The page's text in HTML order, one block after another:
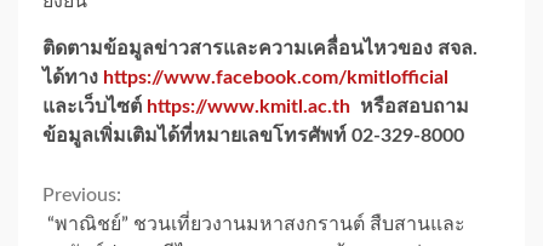
ติดตามข้อมูลข่าวสารและความเคลื่อนไหวของ สจล.
ได้ทาง https://www.facebook.com/kmitlofficial
และเว็บไซต์ https://www.kmitl.ac.th หรือสอบถาม
ข้อมูลเพิ่มเติมได้ที่หมายเลขโทรศัพท์ 02-329-8000
Continue
Previous:
“พาณิชย์” ชวนเที่ยวงานมหาสงกรานต์ สืบสานและ